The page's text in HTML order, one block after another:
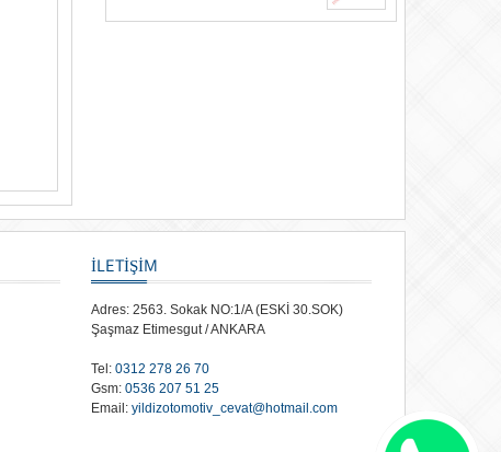
İLETİŞİM
Adres: 2563. Sokak NO:1/A (ESKİ 30.SOK)
Şaşmaz Etimesgut / ANKARA
Tel:0312 278 26 70
Gsm:0536 207 51 25
Email:yildizotomotiv_cevat@hotmail.com